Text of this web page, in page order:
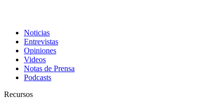
Noticias
Entrevistas
Opiniones
Videos
Notas de Prensa
Podcasts
Recursos